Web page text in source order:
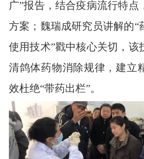
广”报告，结合疫病流行特点
方案；魏瑞成研究员讲解的“
使用技术”戳中核心关切，该
清鸽体药物消除规律，建立
效杜绝“带药出栏”。